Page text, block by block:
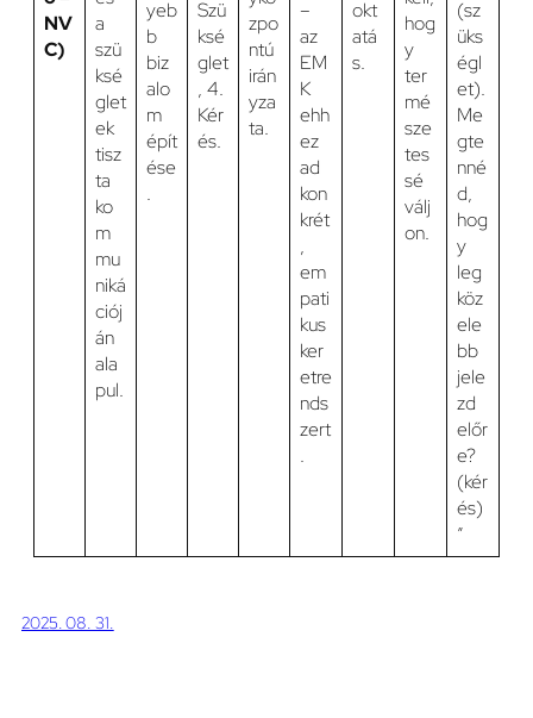
NV
C)
a
szü
ksé
glet
ek
tisz
ta
ko
m
mu
niká
ciój
án
ala
pul.
yeb
b
biz
alo
m
épít
ése
.
Szü
ksé
glet
, 4.
Kér
és.
zpo
ntú
irán
yza
ta.
–
az
EM
K
ehh
ez
ad
kon
krét
,
em
pati
kus
ker
etre
nds
zert
.
okt
atá
s.
hog
y
ter
mé
sze
tes
sé
válj
on.
(sz
üks
égl
et).
Me
gte
nné
d,
hog
y
leg
köz
ele
bb
jele
zd
előr
e?
(kér
és)
”
2025. 08. 31.